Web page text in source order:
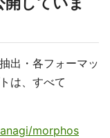
出・各フォーマッ
は、すべて
morphos